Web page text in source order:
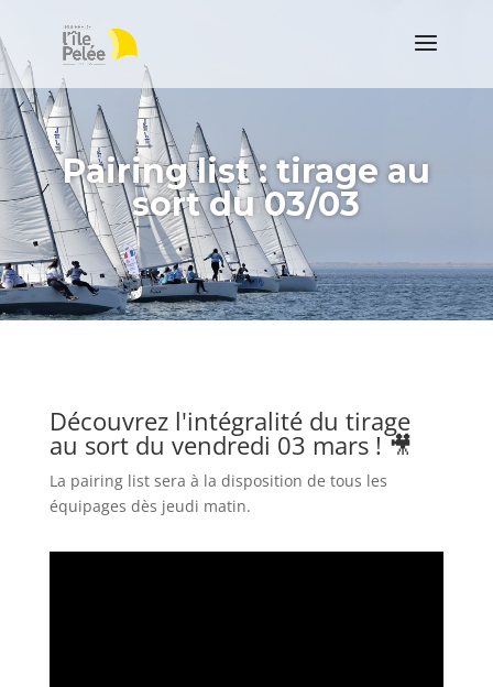
Pairing list : tirage au
sort du 03/03
Découvrez l'intégralité du tirage
au sort du vendredi 03 mars ! 🎥
La pairing list sera à la disposition de tous les
équipages dès jeudi matin.